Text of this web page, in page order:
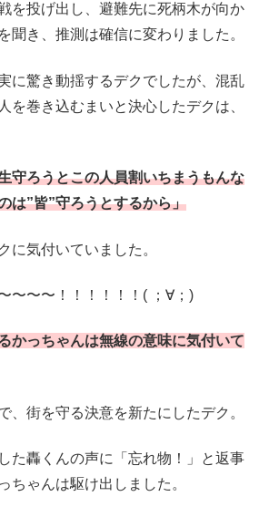
を投げ出し、避難先に死柄木が向か
聞き、推測は確信に変わりました。
に驚き動揺するデクでしたが、混乱
を巻き込むまいと決心したデクは、
守ろうとこの人員割いちまうもんな
は”皆”守ろうとするから」
に気付いていました。
〜〜〜！！！！！！( ；∀；)
かっちゃんは無線の意味に気付いて
、街を守る決意を新たにしたデク。
た轟くんの声に「忘れ物！」と返事
ちゃんは駆け出しました。